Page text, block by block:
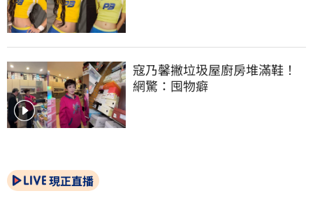
寇乃馨撇垃圾屋廚房堆滿鞋！
網驚：囤物癖
現正直播